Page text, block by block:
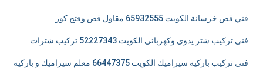
فني قص خرسانة الكويت 65932555 مقاول قص وفتح كور
فني تركيب شتر يدوي وكهربائي الكويت 52227343 تركيب شترات
فني تركيب باركيه سيراميك الكويت 66447375 معلم سيراميك و باركيه